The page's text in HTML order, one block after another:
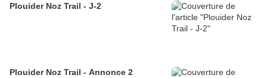
Plouider Noz Trail - J-2
Plouider Noz Trail - Annonce 2